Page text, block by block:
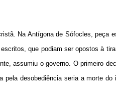
Na Antígona de Sófocles, peça
que podiam ser opostos à
assumiu o governo. O primeiro
desobediência seria a morte do